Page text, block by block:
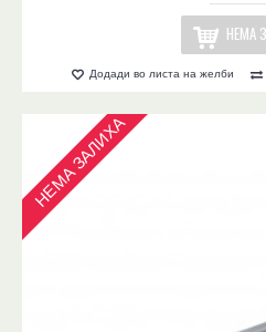
НЕМА
Додади во листа на желби
НЕМА ЗАЛИХА